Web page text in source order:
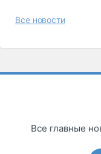
Все новости
Все главные